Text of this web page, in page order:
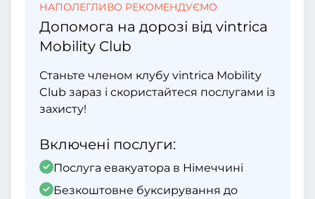
НАПОЛЕГЛИВО РЕКОМЕНДУЄМО
Допомога на дорозі від vintrica
Mobility Club
Станьте членом клубу vintrica Mobility
Club зараз і скористайтеся послугами із
захисту!
Включені послуги:
Послуга евакуатора в Німеччині
Безкоштовне буксирування до